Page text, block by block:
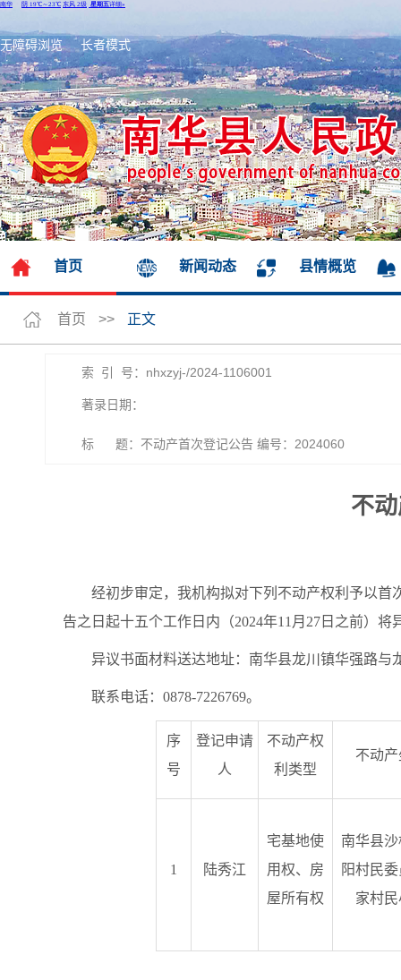
无障碍浏览 长者模式
首页 新闻动态 县情概览
首页 >> 正文
索 引 号：nhxzyj-/2024-1106001
著录日期：
标 题：不动产首次登记公告 编号：2024060
不
经初步审定，我机构拟对下列不动产权利予以
告之日起十五个工作日内（2024年11月27日之前）
异议书面材料送达地址：南华县龙川镇华强路与
联系电话：0878-7226769。
序
号
登记申请
人
不动产权
利类型
不动
1 陆秀江
宅基地使
用权、房
屋所有权
南华县
阳村民
家村